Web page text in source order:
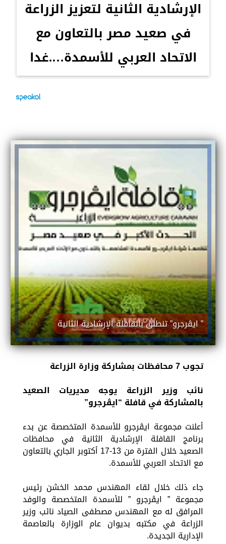
الإرشادية الثانية لتعزيز الزراعة
في صعيد مصر بالتعاون مع
الاتحاد العربي للأسمدة….غدا
” ايڤرجرو” تنطلق بالقافلة الإرشادية الثانية
تجوب 7 محافظات بمشاركة وزارة الزراعة
نائب وزير الزراعة يوجه مديريات الصعيد
بالمشاركة في قافلة “ايڤرجرو”
أعلنت مجموعة ايڤرجرو للأسمدة المتخصصة عن بدء
برنامج القافلة الإرشادية الثانية في محافظات
الصعيد خلال الفترة من 13-17 أكتوبر الجاري بالتعاون
مع الاتحاد العربي للأسمدة.
جاء ذلك خلال لقاء المهندس محمد الخشن رئيس
مجموعة ” ايڤرجرو ” للأسمدة المتخصصة والوفد
المرافق له مع المهندس مصطفى الصياد نائب وزير
الزراعة في مكتبه بديوان عام الوزارة بالعاصمة
الإدارية الجديدة.